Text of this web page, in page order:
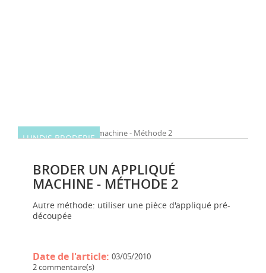
LUNDIS BRODERIE
BRODER UN APPLIQUÉ
MACHINE - MÉTHODE 2
Autre méthode: utiliser une pièce d'appliqué pré-
découpée
Date de l'article: 03/05/2010
2 commentaire(s)